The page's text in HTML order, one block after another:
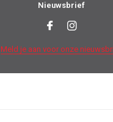
Nieuwsbrief
Meld je aan voor onze